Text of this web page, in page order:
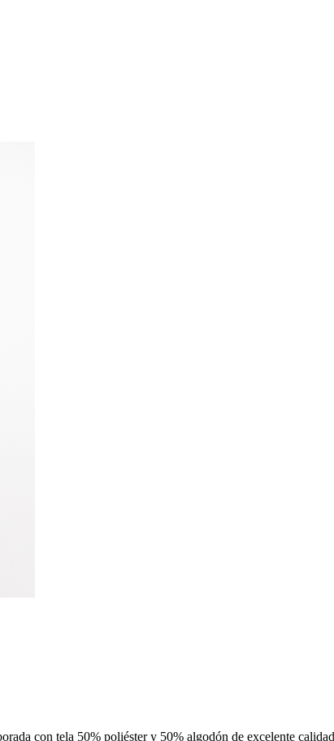
con tela 50% poliéster y 50% algodón de excelente